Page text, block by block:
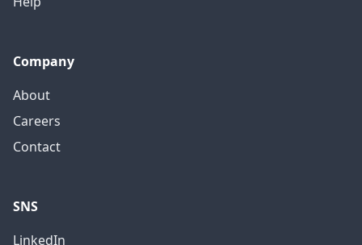
Company
About
Careers
Contact
SNS
LinkedIn